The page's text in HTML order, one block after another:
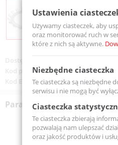
Kod produktu:MB04-MTM
Kod EAN:5907772125052
Parametry techniczne
Ustawienia
Używamy ciasteczek, aby
oraz monitorować ruch w
które z nich są aktywne.
Niezbędne ciasteczka
Te ciasteczka są niezbędne
serwisu i nie mogą być
Ciasteczka
Te ciasteczka zbierają
pozwalają nam ulepszać
oraz jakość produktów i